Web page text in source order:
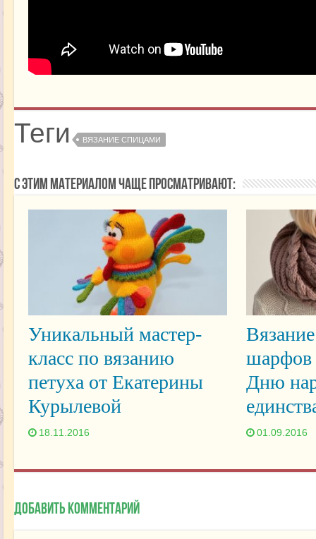
Теги ВЯЗАНИЕ СПИЦАМИ
С этим материалом чаще просматривают:
Уникальный мастер-
класс по вязанию
петуха от Екатерины
Курылевой
18.11.2016
шарфов
Дню
01.09.2016
Добавить комментарий